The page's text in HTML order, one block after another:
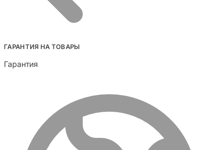
ГАРАНТИЯ НА ТОВАРЫ
Гарантия